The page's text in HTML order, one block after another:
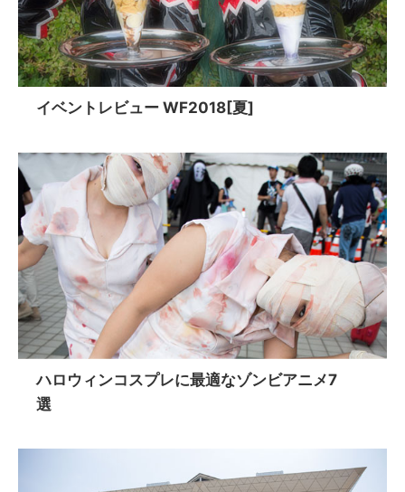
イベントレビュー WF2018[夏]
ハロウィンコスプレに最適なゾンビアニメ7
選